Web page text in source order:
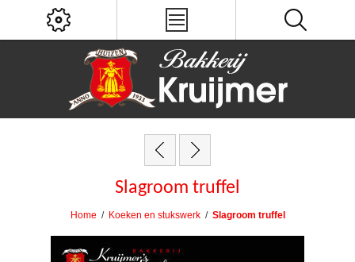
Slagroom truffel
Home / Koeken en stukswerk / Slagroom truffel